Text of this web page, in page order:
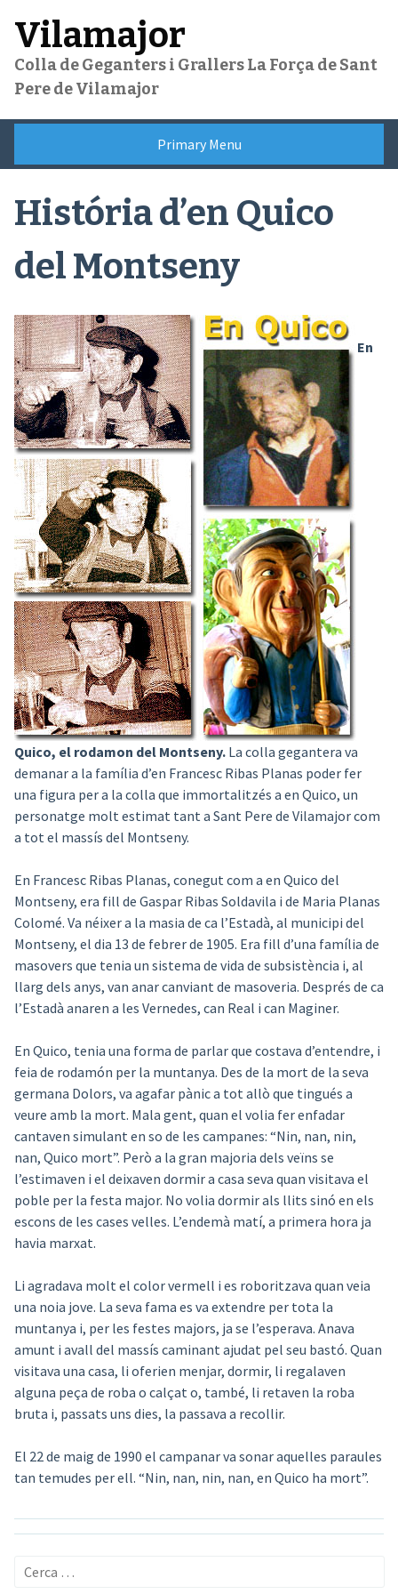
content
Vilamajor
Colla de Geganters i Grallers La Força de Sant
Pere de Vilamajor
Primary Menu
História d’en Quico
del Montseny
En
Quico, el rodamon del Montseny.La colla gegantera va
demanar a la família d’en Francesc Ribas Planas poder fer
una figura per a la colla que immortalitzés a en Quico, un
personatge molt estimat tant a Sant Pere de Vilamajor com
a tot el massís del Montseny.
En Francesc Ribas Planas, conegut com a en Quico del
Montseny, era fill de Gaspar Ribas Soldavila i de Maria Planas
Colomé. Va néixer a la masia de ca l’Estadà, al municipi del
Montseny, el dia 13 de febrer de 1905. Era fill d’una família de
masovers que tenia un sistema de vida de subsistència i, al
llarg dels anys, van anar canviant de masoveria. Després de ca
l’Estadà anaren a les Vernedes, can Real i can Maginer.
En Quico, tenia una forma de parlar que costava d’entendre, i
feia de rodamón per la muntanya. Des de la mort de la seva
germana Dolors, va agafar pànic a tot allò que tingués a
veure amb la mort. Mala gent, quan el volia fer enfadar
cantaven simulant en so de les campanes: “Nin, nan, nin,
nan, Quico mort”. Però a la gran majoria dels veïns se
l’estimaven i el deixaven dormir a casa seva quan visitava el
poble per la festa major. No volia dormir als llits sinó en els
escons de les cases velles. L’endemà matí, a primera hora ja
havia marxat.
Li agradava molt el color vermell i es roboritzava quan veia
una noia jove. La seva fama es va extendre per tota la
muntanya i, per les festes majors, ja se l’esperava. Anava
amunt i avall del massís caminant ajudat pel seu bastó. Quan
visitava una casa, li oferien menjar, dormir, li regalaven
alguna peça de roba o calçat o, també, li retaven la roba
bruta i, passats uns dies, la passava a recollir.
El 22 de maig de 1990 el campanar va sonar aquelles paraules
tan temudes per ell. “Nin, nan, nin, nan, en Quico ha mort”.
Cerca: